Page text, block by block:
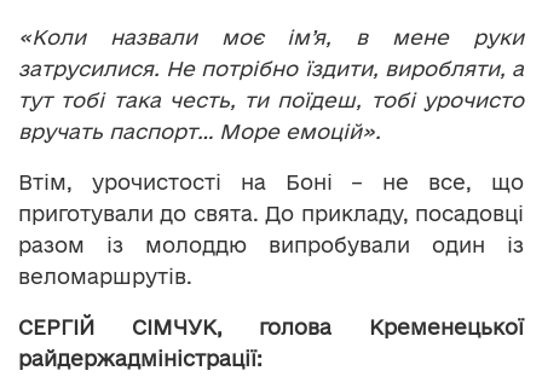
«Коли назвали моє ім’я, в мене руки
затрусилися. Не потрібно їздити, виробляти, а
тут тобі така честь, ти поїдеш, тобі урочисто
вручать паспорт… Море емоцій».
Втім, урочистості на Боні – не все, що
приготували до свята. До прикладу, посадовці
разом із молоддю випробували один із
веломаршрутів.
СЕРГІЙ СІМЧУК, голова Кременецької
райдержадміністрації: